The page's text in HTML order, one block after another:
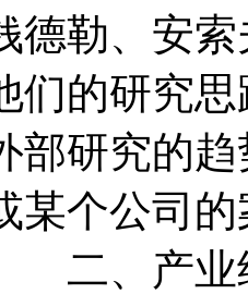
、安索
们的研究
部研究的
某个公司
、产业